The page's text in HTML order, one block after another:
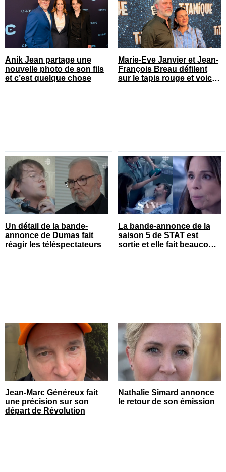
Anik Jean partage une
nouvelle photo de son fils
et c’est quelque chose
Marie-Eve Janvier et Jean-
François Breau défilent
sur le tapis rouge et voici
Un détail de la bande-
annonce de Dumas fait
réagir les téléspectateurs
La bande-annonce de la
saison 5 de STAT est
sortie et elle fait beaucoup
Jean-Marc Généreux fait
une précision sur son
départ de Révolution
Nathalie Simard annonce
le retour de son émission